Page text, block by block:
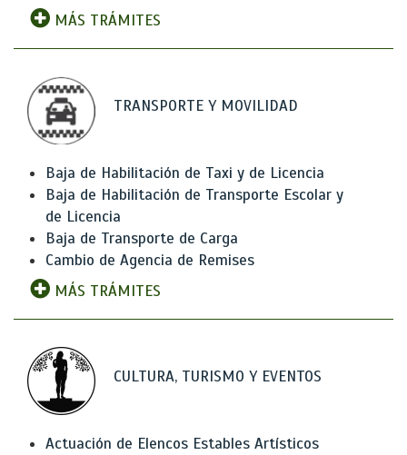
MÁS TRÁMITES
TRANSPORTE Y MOVILIDAD
Baja de Habilitación de Taxi y de Licencia
Baja de Habilitación de Transporte Escolar y
de Licencia
Baja de Transporte de Carga
Cambio de Agencia de Remises
MÁS TRÁMITES
CULTURA, TURISMO Y EVENTOS
Actuación de Elencos Estables Artísticos